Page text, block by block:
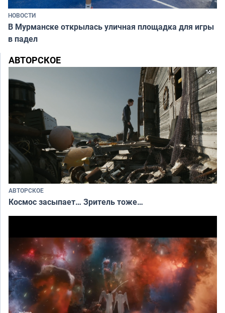
НОВОСТИ
В Мурманске открылась уличная площадка для игры
в падел
АВТОРСКОЕ
АВТОРСКОЕ
Космос засыпает… Зритель тоже…